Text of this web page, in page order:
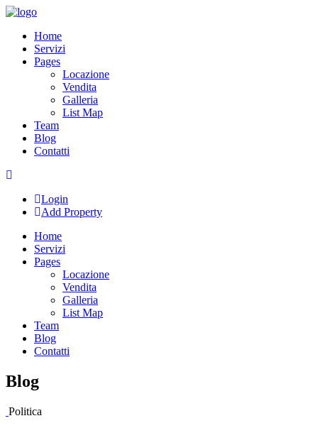
Skip
contentHome
Servizi
Pages
Locazione
Vendita
Galleria
List Map
Team
Blog
Contatti
Login
Add Property
Home
Servizi
Pages
Locazione
Vendita
Galleria
List Map
Team
Blog
Contatti
Blog
Politica